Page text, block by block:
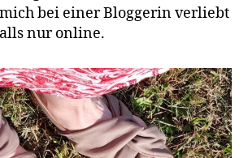
bei einer Bloggerin verliebt
nur online.